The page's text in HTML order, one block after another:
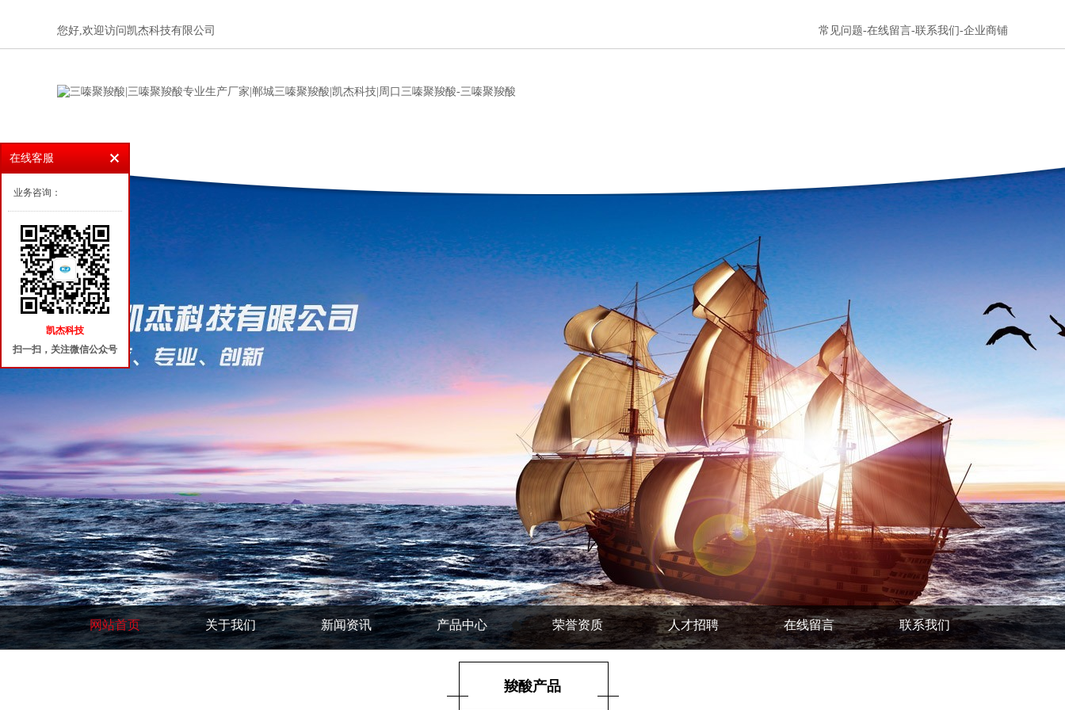
您好,欢迎访问凯杰科技有限公司 常见问题-在线留言-联系我们-企业商铺
网站首页 关于我们 新闻资讯 产品中心 荣誉资质 人才招聘 在线留言 联系我们
羧酸产品
在线客服
业务咨询：
凯杰科技
扫一扫，关注微信公众号